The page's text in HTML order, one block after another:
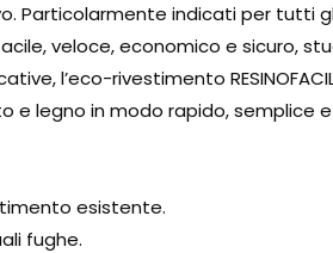
indicati per tutti
veloce, economico e sicuro,
l’eco-rivestimento
legno in modo rapido, semplice
esistente.
fughe.